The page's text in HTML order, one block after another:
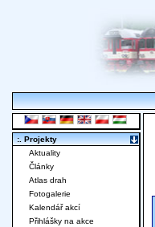
:. Projekty
Aktuality
Články
Atlas drah
Fotogalerie
Kalendář akcí
Přihlášky na akce